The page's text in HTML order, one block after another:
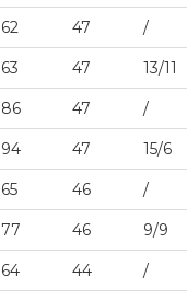
62 47 /
63 47 13/11
86 47 /
94 47 15/6
65 46 /
77 46 9/9
64 44 /